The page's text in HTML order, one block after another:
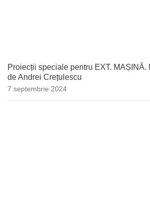
Proiecții speciale pentru EXT. MAȘINĂ.
de Andrei Crețulescu
7 septembrie 2024